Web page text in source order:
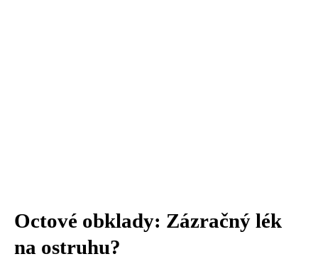
Octové obklady: Zázračný lék
na ostruhu?